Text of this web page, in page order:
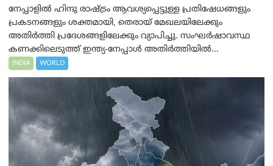
നേപ്പാളിൽ ഹിന്ദു രാഷ്ട്രം ആവശ്യപ്പെട്ടുള്ള പ്രതിഷേധങ്ങളും
പ്രകടനങ്ങളും ശക്തമായി, തെരായ് മേഖലയിലേക്കും
അതിർത്തി പ്രദേശങ്ങളിലേക്കും വ്യാപിച്ചു. സംഘർഷാവസ്ഥ
കണക്കിലെടുത്ത് ഇന്ത്യ-നേപ്പാൾ അതിർത്തിയിൽ...
INDIA WORLD